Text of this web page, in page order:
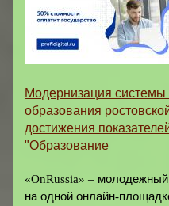
Модернизация
образования
достижения
"Образование
«OnRussia» – молодежный
на одной онлайн-